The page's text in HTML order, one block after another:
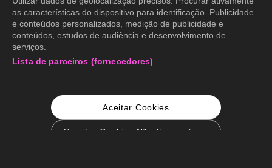
as características do dispositivo para identificação. Publicidade
e conteúdos personalizados, medição de publicidade e
conteúdos, estudos de audiência e desenvolvimento de
serviços.
Lista de parceiros (fornecedores)
Aceitar Cookies
Rejeitar Cookies Não Necessários